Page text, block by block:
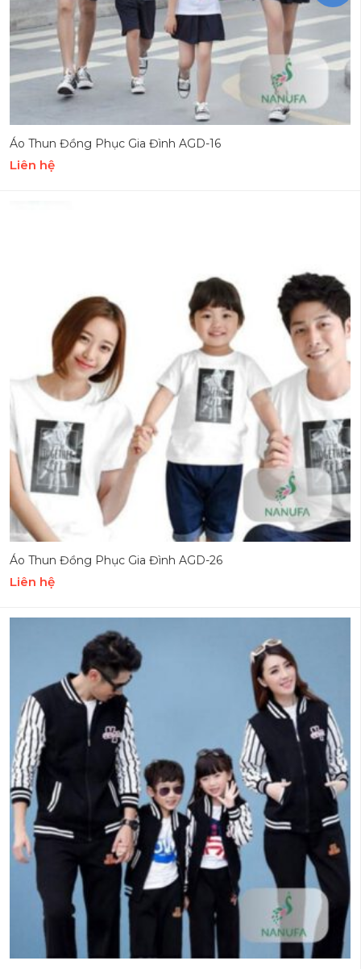
Áo Thun Đồng Phục Gia Đình AGD-16
Liên hệ
Áo Thun Đồng Phục Gia Đình AGD-26
Liên hệ